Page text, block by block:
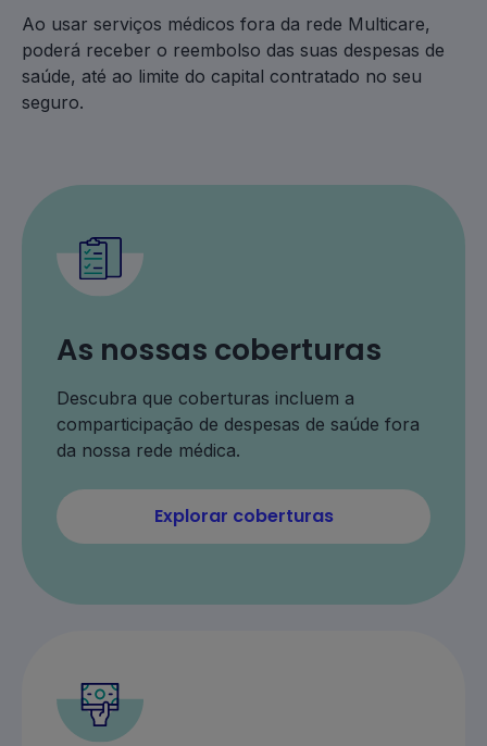
Ao usar serviços médicos fora da rede Multicare,
poderá receber o reembolso das suas despesas de
saúde, até ao limite do capital contratado no seu
seguro.
As nossas coberturas
Descubra que coberturas incluem a
comparticipação de despesas de saúde fora
da nossa rede médica.
Explorar coberturas